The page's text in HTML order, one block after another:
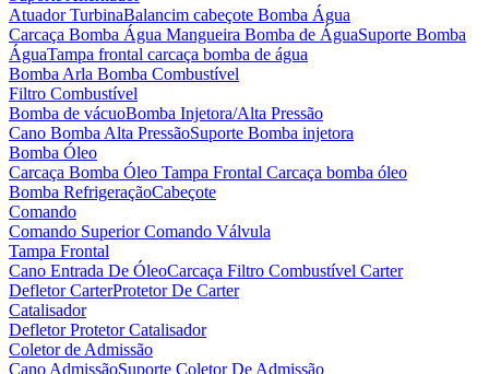
Atuador TurbinaBalancim cabeçote Bomba Água
Carcaça Bomba Água Mangueira Bomba de ÁguaSuporte Bomba
ÁguaTampa frontal carcaça bomba de água
Bomba Arla Bomba Combustível
Filtro Combustível
Bomba de vácuoBomba Injetora/Alta Pressão
Cano Bomba Alta PressãoSuporte Bomba injetora
Bomba Óleo
Carcaça Bomba Óleo Tampa Frontal Carcaça bomba óleo
Bomba RefrigeraçãoCabeçote
Comando
Comando SuperiorComando Válvula
Tampa Frontal
Cano Entrada De ÓleoCarcaça Filtro Combustível Carter
Defletor CarterProtetor De Carter
Catalisador
Defletor Protetor Catalisador
Coletor de Admissão
Cano AdmissãoSuporte Coletor De Admissão